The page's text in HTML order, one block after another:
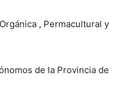
, Permacultural y
de la Provincia de